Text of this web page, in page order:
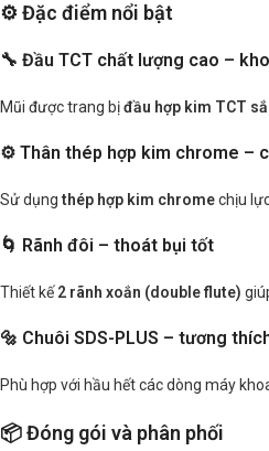
⚙️ Đặc điểm nổi bật
🔧 Đầu TCT chất lượng cao –
Mũi được trang bịđầu hợp kim TCT
⚙️ Thân thép hợp kim chrome –
Sử dụngthép hợp kim chromechịu
🌀 Rãnh đôi – thoát bụi tốt
Thiết kế2 rãnh xoắn (double flute)
🔩 Chuôi SDS-PLUS – tương
Phù hợp với hầu hết các dòng máy
📦 Đóng gói và phân phối